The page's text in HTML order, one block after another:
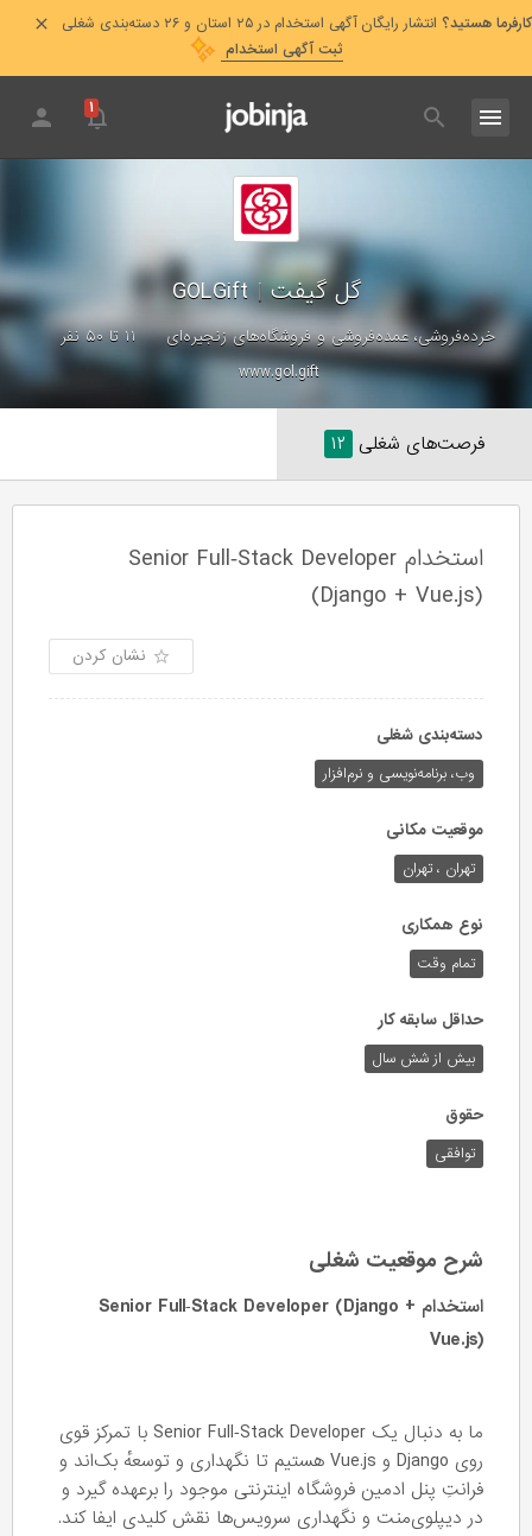
کارفرما هستید؟ انتشار رایگان آگهی استخدام در ۲۵ استان و ۲۶ دسته‌بندی شغلی
ثبت آگهی استخدام
۱
گل گیفت|
خرده‌فروشی، عمده‌فروشی و فروشگاه‌های زنجیره‌ای
۱۱ تا ۵۰ نفر
www.gol.gift
فرصت‌های شغلی ۱۲
استخدام Senior Full‑Stack Developer
(Django + Vue.js)
نشان کردن
دسته‌بندی شغلی
وب،‌ برنامه‌نویسی و نرم‌افزار
موقعیت مکانی
تهران ، تهران
نوع همکاری
تمام وقت
حداقل سابقه کار
بیش از شش سال
حقوق
توافقی
شرح موقعیت شغلی
استخدام Senior Full‑Stack Developer (Django +
Vue.js)
ما به دنبال یک Senior Full‑Stack Developer با تمرکز قوی
روی Django و Vue.js هستیم تا نگهداری و توسعهٔ بک‌اند و
فرانتِ پنل ادمین فروشگاه اینترنتی موجود را برعهده گیرد و
در دیپلوی‌منت و نگهداری سرویس‌ها نقش کلیدی ایفا کند.